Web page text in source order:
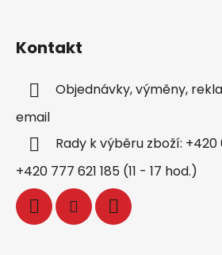
Kontakt
Objednávky, výměny,
email
Rady k výběru zboží:
+420 777 621 185 (11 - 17 hod.)